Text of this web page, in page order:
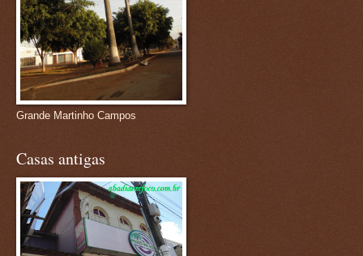
Grande Martinho Campos
Casas antigas